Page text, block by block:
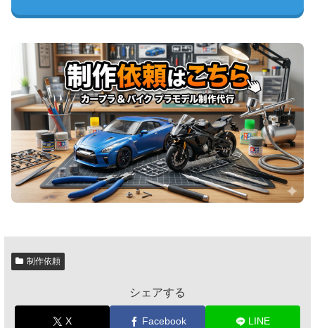
制作依頼
シェアする
X Facebook LINE